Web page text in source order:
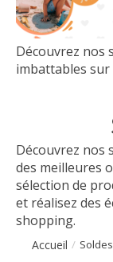
Découvrez nos
imbattables
Découvrez nos
des meilleures
sélection de
et réalisez des
shopping.
Accueil /